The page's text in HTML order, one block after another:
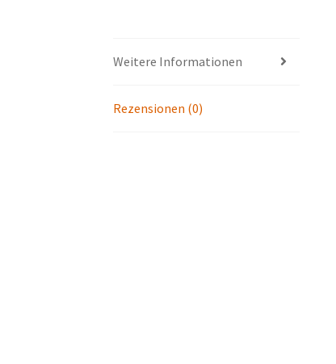
Weitere Informationen
Rezensionen (0)